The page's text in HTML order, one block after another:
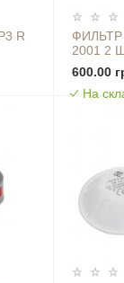
R
ФИЛЬТР
2001 2
600.00
На